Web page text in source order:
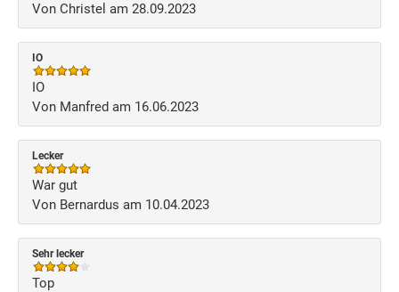
Von Christel am 28.09.2023
IO
IO
Von Manfred am 16.06.2023
Lecker
War gut
Von Bernardus am 10.04.2023
Sehr lecker
Top